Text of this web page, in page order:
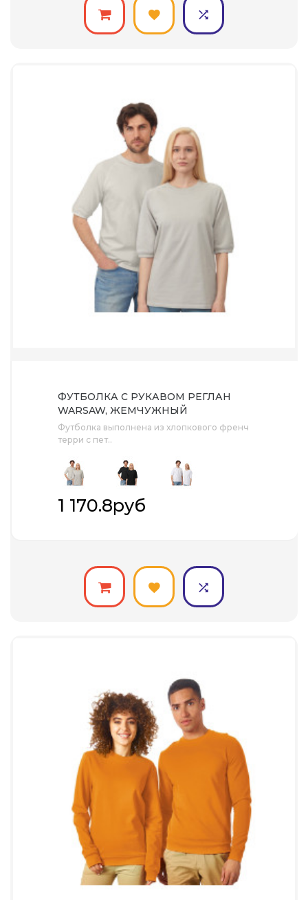
ФУТБОЛКА C РУКАВОМ РЕГЛАН
WARSAW, ЖЕМЧУЖНЫЙ
Футболка выполнена из хлопкового френч
терри с пет..
1 170.8руб